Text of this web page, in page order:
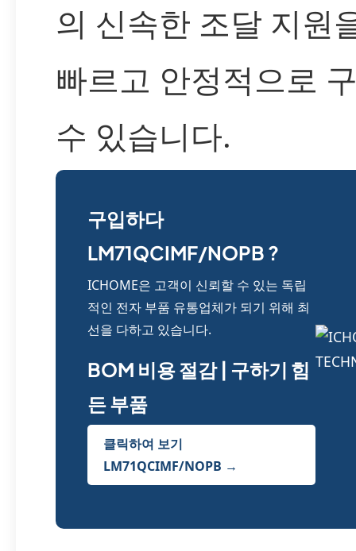
의 신속한 조달 지원
빠르고 안정적으로
수 있습니다.
구입하다
LM71QCIMF/NOPB ?
ICHOME은 고객이 신뢰할 수 있는 독립
적인 전자 부품 유통업체가 되기 위해 최
선을 다하고 있습니다.
BOM 비용 절감 | 구하기 힘
든 부품
클릭하여 보기
LM71QCIMF/NOPB →